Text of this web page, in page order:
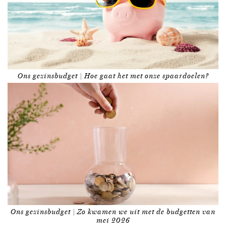
Ons gezinsbudget | Hoe gaat het met onze spaardoelen?
Ons gezinsbudget | Zo kwamen we uit met de budgetten van
mei 2026